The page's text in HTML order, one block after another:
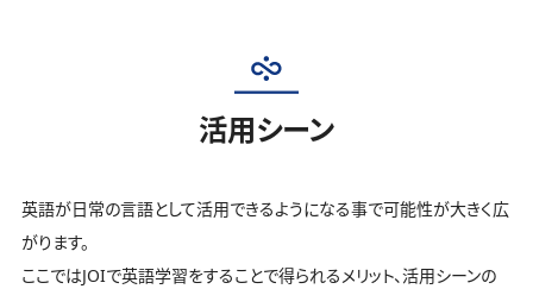
活用シーン
英語が日常の言語として活用できるようになる事で可能性が大きく広
がります。
ここではJOIで英語学習をすることで得られるメリット、活用シーンの